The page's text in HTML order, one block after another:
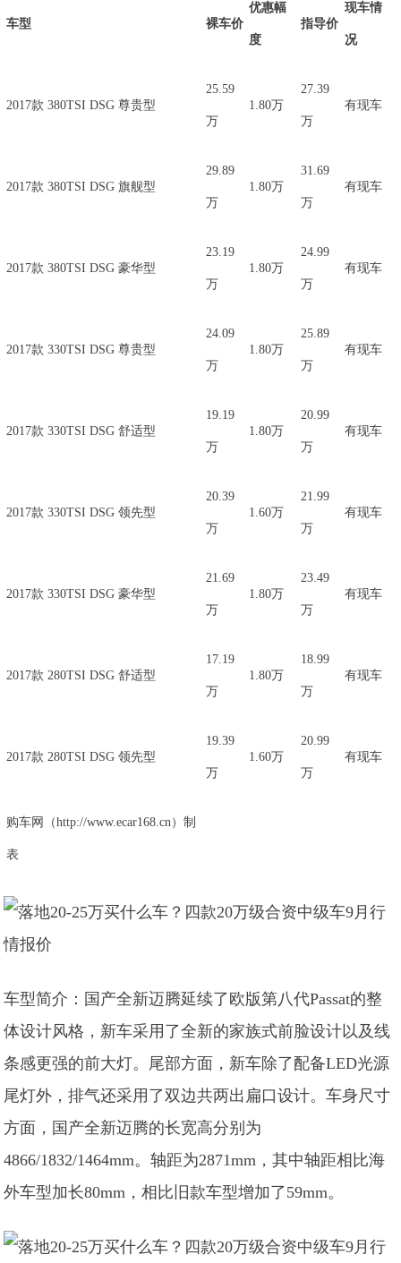
车型 裸车价
优惠幅
度
指导价
现车情
况
2017款 380TSI DSG 尊贵型
25.59
万
1.80万
27.39
万
有现车
2017款 380TSI DSG 旗舰型
29.89
万
1.80万
31.69
万
有现车
2017款 380TSI DSG 豪华型
23.19
万
1.80万
24.99
万
有现车
2017款 330TSI DSG 尊贵型
24.09
万
1.80万
25.89
万
有现车
2017款 330TSI DSG 舒适型
19.19
万
1.80万
20.99
万
有现车
2017款 330TSI DSG 领先型
20.39
万
1.60万
21.99
万
有现车
2017款 330TSI DSG 豪华型
21.69
万
1.80万
23.49
万
有现车
2017款 280TSI DSG 舒适型
17.19
万
1.80万
18.99
万
有现车
2017款 280TSI DSG 领先型
19.39
万
1.60万
20.99
万
有现车
购车网（http://www.ecar168.cn）制
表
车型简介：国产全新迈腾延续了欧版第八代Passat的整
体设计风格，新车采用了全新的家族式前脸设计以及线
条感更强的前大灯。尾部方面，新车除了配备LED光源
尾灯外，排气还采用了双边共两出扁口设计。车身尺寸
方面，国产全新迈腾的长宽高分别为
4866/1832/1464mm。轴距为2871mm，其中轴距相比海
外车型加长80mm，相比旧款车型增加了59mm。